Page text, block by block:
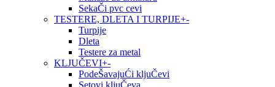
SekaČi pvc cevi
TESTERE, DLETA I TURPIJE+-
Turpije
Dleta
Testere za metal
KLJUČEVI+-
PodeŠavajuĆi kljuČevi
Setovi kljuČeva